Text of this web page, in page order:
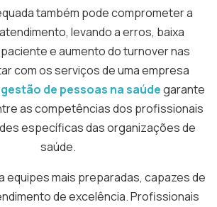
também pode comprometer a
levando a erros, baixa
e aumento do turnover nas
com os serviços de uma empresa
gestão de pessoas na saúdegarante
as competências dos profissionais
específicas das organizações de
saúde.
equipes mais preparadas, capazes de
de excelência. Profissionais